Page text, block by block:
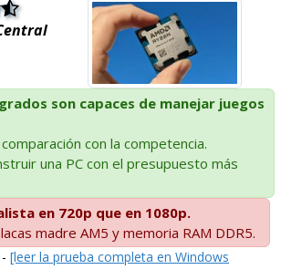
son capaces de manejar juegos
con la competencia.
una PC con el presupuesto más
en 720p que en 1080p.
madre AM5 y memoria RAM DDR5.
- [leer la prueba completa en Windows